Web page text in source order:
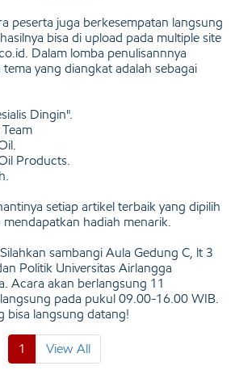
peserta juga berkesempatan langsung
bisa di upload pada multiple site
Dalam lomba penulisannnya
yang diangkat adalah sebagai
Dingin".
Products.
setiap artikel terbaik yang dipilih
hadiah menarik.
sambangi Aula Gedung C, lt 3
Politik Universitas Airlangga
Acara akan berlangsung 11
pada pukul 09.00-16.00 WIB.
bisa langsung datang!
1 View All